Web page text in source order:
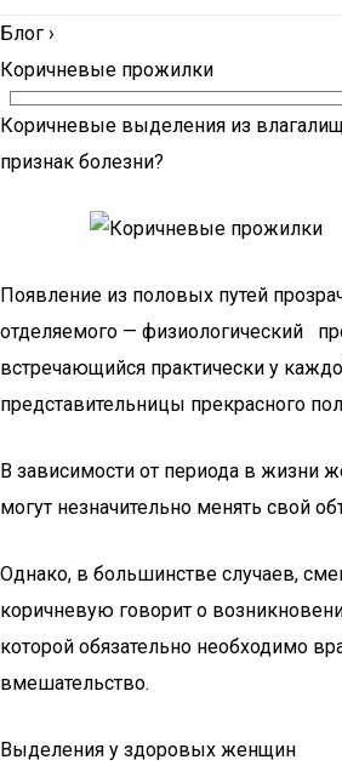
Блог ›
Коричневые прожилки
Коричневые выделения из
признак болезни?
Появление из половых путей
отделяемого — физиологический
встречающийся практически у
представительницы прекрасного
В зависимости от периода в жизни
могут незначительно менять свой
Однако, в большинстве случаев,
коричневую говорит о
которой обязательно необходимо
вмешательство.
Выделения у здоровых женщин